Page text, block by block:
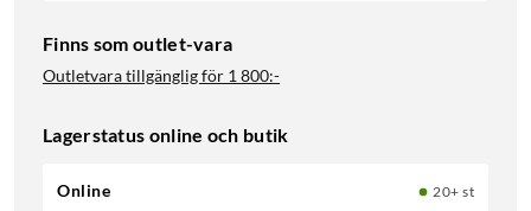
Finns som outlet-vara
Outletvara tillgänglig för 1 800:-
Lagerstatus online och butik
Online
20+ st